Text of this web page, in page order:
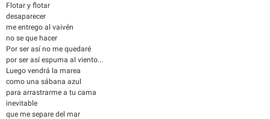
Flotar y flotar
desaparecer
me entrego al vaivén
no se que hacer
Por ser así no me quedaré
por ser así espuma al viento...
Luego vendrá la marea
como una sábana azul
para arrastrarme a tu cama
inevitable
que me separe del mar